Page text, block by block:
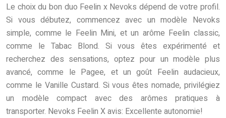
Le choix du bon duo Feelin x Nevoks dépend de votre profil.
Si vous débutez, commencez avec un modèle Nevoks
simple, comme le Feelin Mini, et un arôme Feelin classic,
comme le Tabac Blond. Si vous êtes expérimenté et
recherchez des sensations, optez pour un modèle plus
avancé, comme le Pagee, et un goût Feelin audacieux,
comme le Vanille Custard. Si vous êtes nomade, privilégiez
un modèle compact avec des arômes pratiques à
transporter. Nevoks Feelin X avis: Excellente autonomie!